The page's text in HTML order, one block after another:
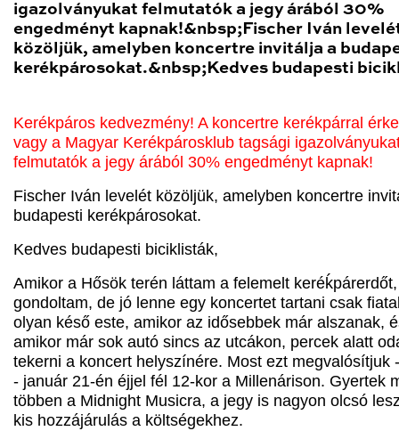
igazolványukat felmutatók a jegy árából 30%
engedményt kapnak!&nbsp;Fischer Iván
közöljük, amelyben koncertre invitálja a
kerékpárosokat.&nbsp;Kedves budapesti
Kerékpáros kedvezmény! A koncertre kerékpárral
vagy a Magyar Kerékpárosklub tagsági
felmutatók a jegy árából 30% engedményt kapnak!
Fischer Iván levelét közöljük, amelyben koncertre
budapesti kerékpárosokat.
Kedves budapesti biciklisták,
Amikor a Hősök terén láttam a felemelt
gondoltam, de jó lenne egy koncertet tartani csak
olyan késő este, amikor az idősebbek már alszanak,
amikor már sok autó sincs az utcákon, percek alatt
tekerni a koncert helyszínére. Most ezt megvalósítjuk
- január 21-én éjjel fél 12-kor a Millenárison. Gyertek
többen a Midnight Musicra, a jegy is nagyon olcsó
kis hozzájárulás a költségekhez.